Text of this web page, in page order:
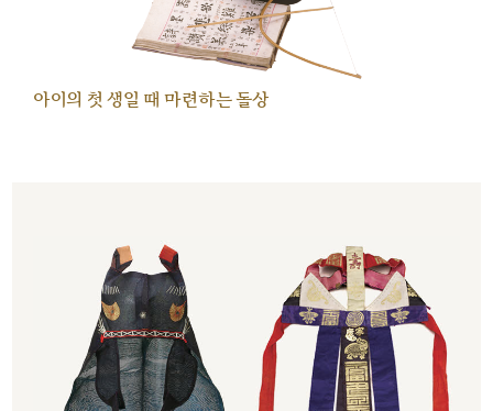
아이의 첫 생일 때 마련하는 돌상